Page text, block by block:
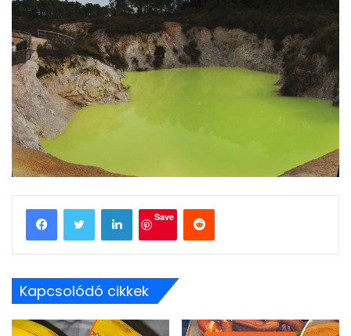
LinkedIn
Save
Reddit
Kapcsolódó cikkek